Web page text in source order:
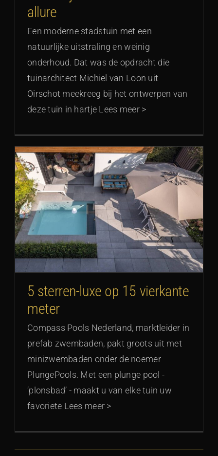
allure
Een moderne stadstuin met een
natuurlijke uitstraling en weinig
onderhoud. Dat was de opdracht die
tuinarchitect Michiel van Loon uit
Oirschot meekreeg bij het ontwerpen van
deze tuin in hartje Lees meer >
5 sterren-luxe op 15 vierkante
meter
Compass Pools Nederland, marktleider in
prefab zwembaden, pakt groots uit met
minizwembaden onder de noemer
PlungePools. Met een plunge pool -
‘plonsbad’ - maakt u van elke tuin uw
favoriete Lees meer >